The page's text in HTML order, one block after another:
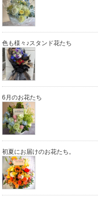
色も様々♪スタンド花たち
6月のお花たち
初夏にお届けのお花たち。